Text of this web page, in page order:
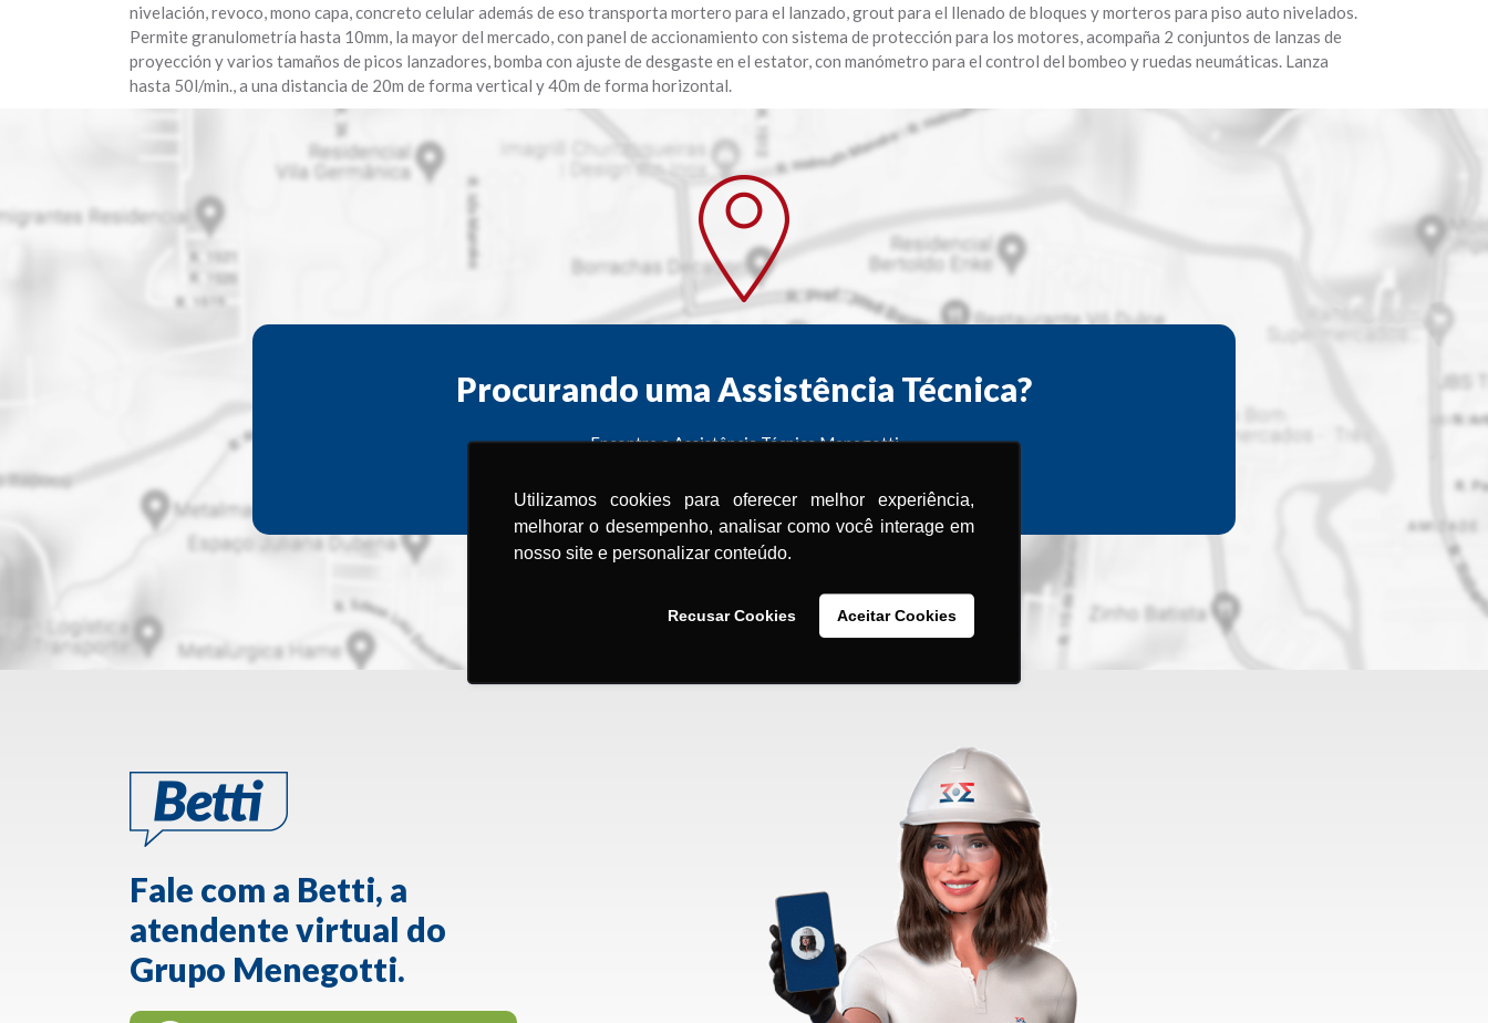
Utilizamos cookies para oferecer melhor experiência,
melhorar o desempenho, analisar como você interage em
nosso site e personalizar conteúdo.
Recusar Cookies Aceitar Cookies
nivelación, revoco, mono capa, concreto celular además de eso transporta mortero para el lanzado, grout para el llenado de bloques y morteros para piso auto nivelados.
Permite granulometría hasta 10mm, la mayor del mercado, con panel de accionamiento con sistema de protección para los motores, acompaña 2 conjuntos de lanzas de
proyección y varios tamaños de picos lanzadores, bomba con ajuste de desgaste en el estator, con manómetro para el control del bombeo y ruedas neumáticas. Lanza
hasta 50l/min., a una distancia de 20m de forma vertical y 40m de forma horizontal.
Procurando uma Assistência Técnica?
Encontre a Assistência Técnica Menegotti
Fale com a Betti, a
atendente virtual do
Grupo Menegotti.